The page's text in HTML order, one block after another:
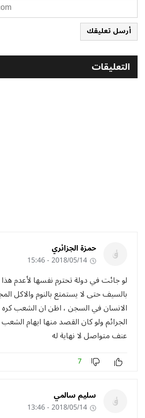
أرسل تعليقك
التعليقات
حمزة الجزائري
2018/05/14 - 15:46
لو جائت في دولة تحترم نفسها لأعدم
بالسيف حتى لا يستمتع بالنوم والاكل
الانسان في السجن ، اظن ان الشعب
الجرائم ولو كان القصد منها ايهام
عنف متواصل لا نهاية له
7
سليم سالمي
2018/05/14 - 13:46